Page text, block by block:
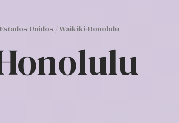
Estados Unidos / Waikiki-Honolulu